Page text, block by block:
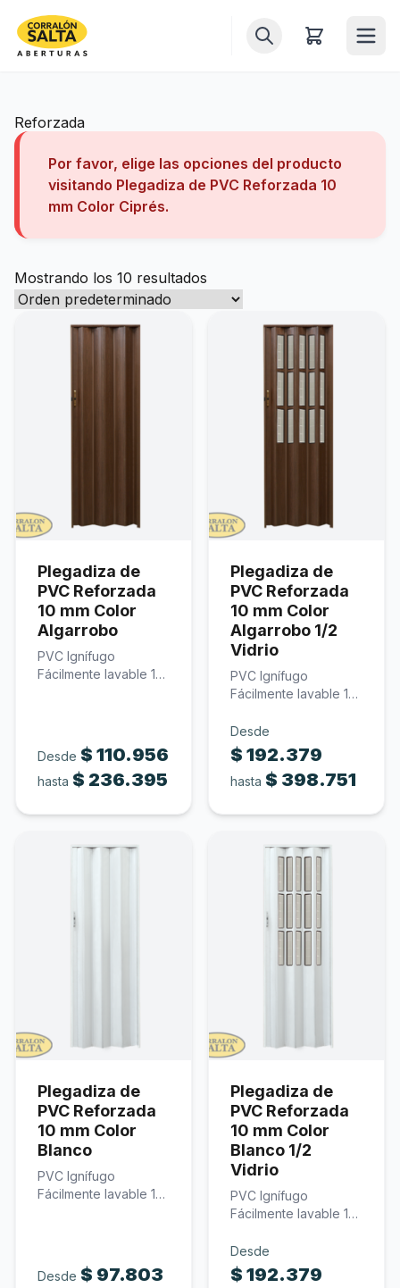
Puertas
Ventanas
Ventiluces
Balcones
Revestimientos
Reforzada
Por favor, elige las opciones del producto
visitando Plegadiza de PVC Reforzada 10
mm Color Ciprés.
Mostrando los 10 resultados
Plegadiza de
PVC Reforzada
10 mm Color
Algarrobo
PVC Ignífugo
Fácilmente lavable 10
Desde $ 110.956
hasta $ 236.395
Plegadiza de
PVC Reforzada
10 mm Color
Algarrobo 1/2
Vidrio
PVC Ignífugo
Fácilmente lavable 10
Policarbonato
traslúcido…
Desde
$ 192.379
hasta $ 398.751
Plegadiza de
PVC Reforzada
10 mm Color
Blanco
PVC Ignífugo
Fácilmente lavable 10
Desde $ 97.803
Plegadiza de
PVC Reforzada
10 mm Color
Blanco 1/2
Vidrio
PVC Ignífugo
Fácilmente lavable 10
Policarbonato
traslúcido…
Desde
$ 192.379